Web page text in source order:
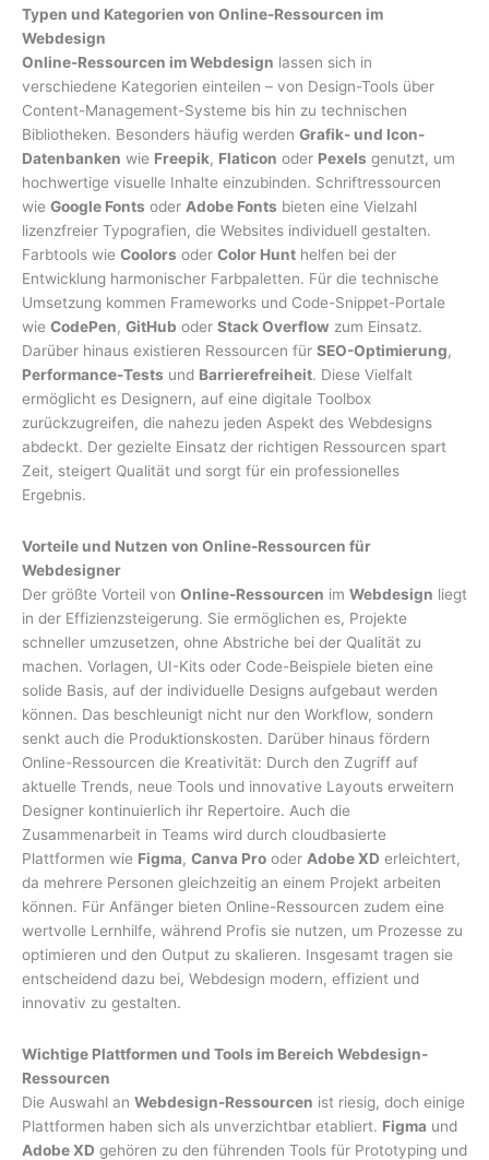
Typen und Kategorien von Online-Ressourcen im
Webdesign
Online-Ressourcen im Webdesign lassen sich in
verschiedene Kategorien einteilen – von Design-Tools über
Content-Management-Systeme bis hin zu technischen
Bibliotheken. Besonders häufig werden Grafik- und Icon-
Datenbanken wie Freepik, Flaticon oder Pexels genutzt, um
hochwertige visuelle Inhalte einzubinden. Schriftressourcen
wie Google Fonts oder Adobe Fonts bieten eine Vielzahl
lizenzfreier Typografien, die Websites individuell gestalten.
Farbtools wie Coolors oder Color Hunt helfen bei der
Entwicklung harmonischer Farbpaletten. Für die technische
Umsetzung kommen Frameworks und Code-Snippet-Portale
wie CodePen, GitHub oder Stack Overflow zum Einsatz.
Darüber hinaus existieren Ressourcen für SEO-Optimierung,
Performance-Tests und Barrierefreiheit. Diese Vielfalt
ermöglicht es Designern, auf eine digitale Toolbox
zurückzugreifen, die nahezu jeden Aspekt des Webdesigns
abdeckt. Der gezielte Einsatz der richtigen Ressourcen spart
Zeit, steigert Qualität und sorgt für ein professionelles
Ergebnis.
Vorteile und Nutzen von Online-Ressourcen für
Webdesigner
Der größte Vorteil von Online-Ressourcen im Webdesign liegt
in der Effizienzsteigerung. Sie ermöglichen es, Projekte
schneller umzusetzen, ohne Abstriche bei der Qualität zu
machen. Vorlagen, UI-Kits oder Code-Beispiele bieten eine
solide Basis, auf der individuelle Designs aufgebaut werden
können. Das beschleunigt nicht nur den Workflow, sondern
senkt auch die Produktionskosten. Darüber hinaus fördern
Online-Ressourcen die Kreativität: Durch den Zugriff auf
aktuelle Trends, neue Tools und innovative Layouts erweitern
Designer kontinuierlich ihr Repertoire. Auch die
Zusammenarbeit in Teams wird durch cloudbasierte
Plattformen wie Figma, Canva Pro oder Adobe XD erleichtert,
da mehrere Personen gleichzeitig an einem Projekt arbeiten
können. Für Anfänger bieten Online-Ressourcen zudem eine
wertvolle Lernhilfe, während Profis sie nutzen, um Prozesse zu
optimieren und den Output zu skalieren. Insgesamt tragen sie
entscheidend dazu bei, Webdesign modern, effizient und
innovativ zu gestalten.
Wichtige Plattformen und Tools im Bereich Webdesign-
Ressourcen
Die Auswahl an Webdesign-Ressourcen ist riesig, doch einige
Plattformen haben sich als unverzichtbar etabliert. Figma und
Adobe XD gehören zu den führenden Tools für Prototyping und